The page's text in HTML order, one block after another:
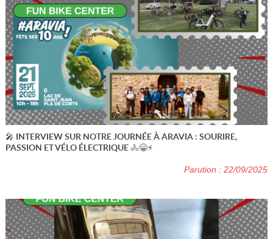
🎤 INTERVIEW SUR NOTRE JOURNÉE À ARAVIA : SOURIRE,
PASSION ET VÉLO ÉLECTRIQUE 🚴😁⚡
Parution : 22/09/2025